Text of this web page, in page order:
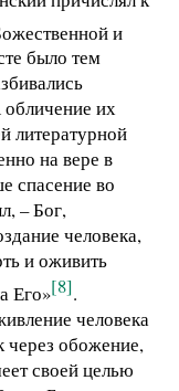
и
было тем
их
литературной
на вере в
спасение во
– Бог,
человека,
и оживить
Его»[8].
человека
через обожение,
своей целью